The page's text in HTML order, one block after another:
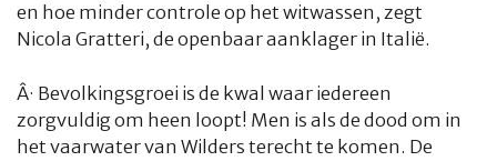
en hoe minder controle op het witwassen, zegt
Nicola Gratteri, de openbaar aanklager in Italië.
Â· Bevolkingsgroei is de kwal waar iedereen
zorgvuldig om heen loopt! Men is als de dood om in
het vaarwater van Wilders terecht te komen. De